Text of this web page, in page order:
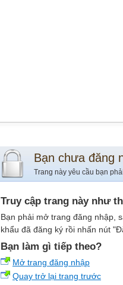
Bạn chưa đăng
Trang này yêu cầu bạn
Truy cập trang này như
Bạn phải mở trang đăng nhập,
khẩu đã đăng ký rồi nhấn nút
Bạn làm gì tiếp theo?
Mở trang đăng nhập
Quay trở lại trang trước